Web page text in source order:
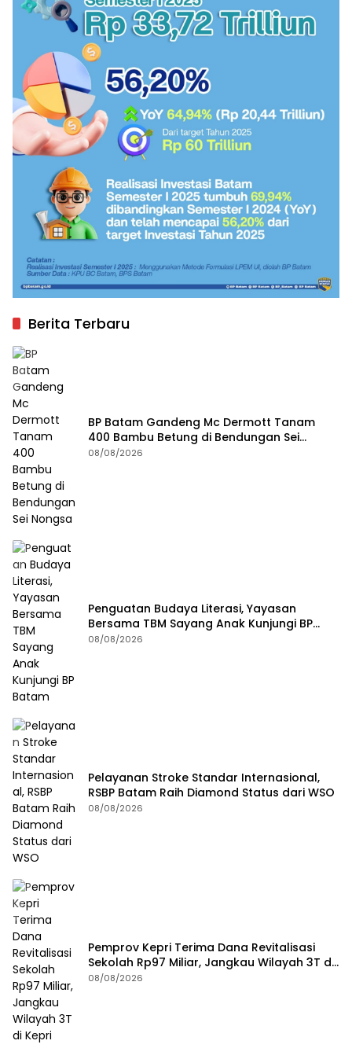
Berita Terbaru
BP Batam Gandeng Mc Dermott Tanam
400 Bambu Betung di Bendungan Sei
Nongsa
08/08/2026
Penguatan Budaya Literasi, Yayasan
Bersama TBM Sayang Anak Kunjungi BP
Batam
08/08/2026
Pelayanan Stroke Standar Internasional,
RSBP Batam Raih Diamond Status dari WSO
08/08/2026
Pemprov Kepri Terima Dana Revitalisasi
Sekolah Rp97 Miliar, Jangkau Wilayah 3T di
Kepri
08/08/2026